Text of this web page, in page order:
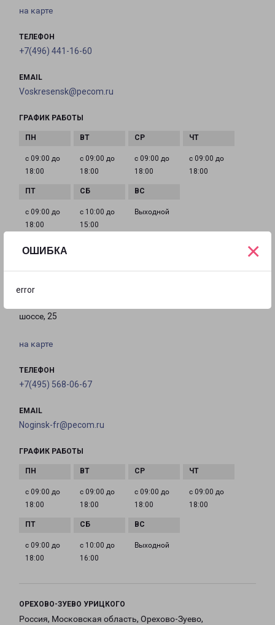
ОШИБКА
error
×
на карте
ТЕЛЕФОН
+7(496) 441-16-60
EMAIL
Voskresensk@pecom.ru
ГРАФИК РАБОТЫ
с 09:00 до
18:00
с 09:00 до
18:00
с 09:00 до
18:00
с 09:00 до
18:00
с 09:00 до
18:00
с 10:00 до
15:00
Выходной
НОГИНСК
Россия, Московская область, Богородский
шоссе, 25
на карте
ТЕЛЕФОН
+7(495) 568-06-67
EMAIL
Noginsk-fr@pecom.ru
ГРАФИК РАБОТЫ
с 09:00 до
18:00
с 09:00 до
18:00
с 09:00 до
18:00
с 09:00 до
18:00
с 09:00 до
18:00
с 10:00 до
16:00
Выходной
ОРЕХОВО-ЗУЕВО УРИЦКОГО
Россия, Московская область, Орехово-Зуево,